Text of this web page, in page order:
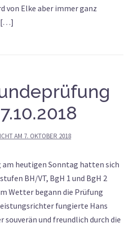
von Elke aber immer ganz
[…]
AM 7. OKTOBER 2018
am heutigen Sonntag hatten sich
BH/VT, BgH 1 und BgH 2
Wetter begann die Prüfung
fungierte Hans
souverän und freundlich durch die